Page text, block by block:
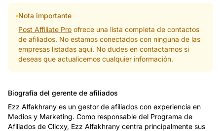
Nota importante
Post Affiliate Pro ofrece una lista completa de contactos
de afiliados. No estamos conectados con ninguna de las
empresas listadas aquí. No dudes en contactarnos si
deseas que actualicemos cualquier información.
Biografía del gerente de afiliados
Ezz Alfakhrany es un gestor de afiliados con experiencia en
Medios y Marketing. Como responsable del Programa de
Afiliados de Clicxy, Ezz Alfakhrany centra principalmente sus